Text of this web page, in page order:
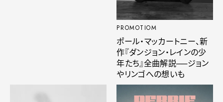
PROMOTIOM
ポール・マッカートニー、新
作『ダンジョン・レインの少
年たち』全曲解説──ジョン
やリンゴへの想いも